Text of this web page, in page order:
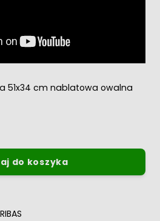
do moderacji.
51x34 cm nablatowa owalna
do koszyka